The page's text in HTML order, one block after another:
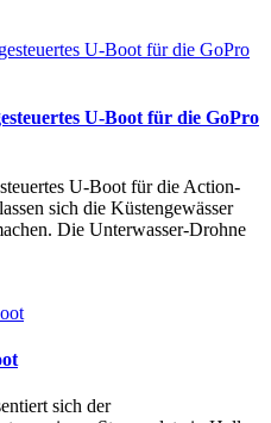
U-Boot für die GoPro
U-Boot für die Action-
sich die Küstengewässer
Die Unterwasser-Drohne
sich der